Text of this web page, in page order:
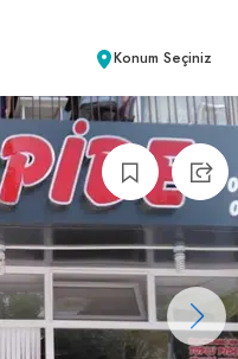
Konum Seçiniz